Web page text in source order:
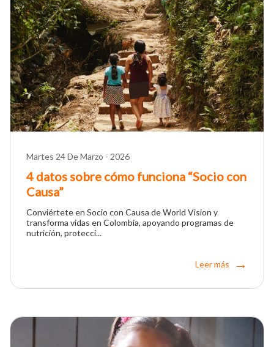
Martes 24 De Marzo - 2026
4 datos sobre cómo funciona “Socio con
Causa”
Conviértete en Socio con Causa de World Vision y
transforma vidas en Colombia, apoyando programas de
nutrición, protecci...
Leer más